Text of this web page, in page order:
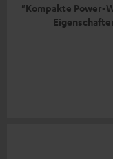
"Kompakte Power-